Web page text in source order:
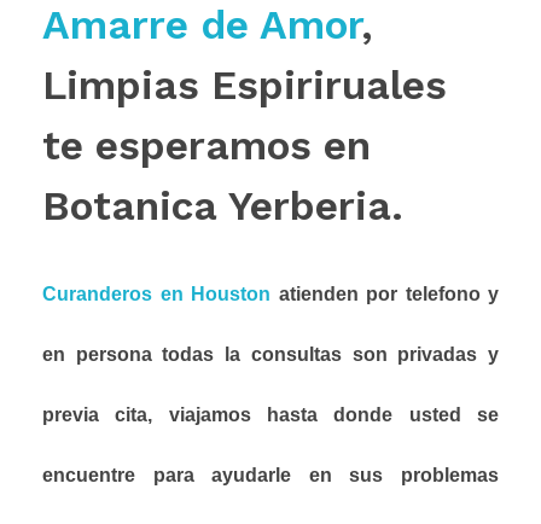
Amarre de Amor,
Limpias Espiriruales
te esperamos en
Botanica Yerberia.
Curanderos en Houston atienden por telefono y
en persona todas la consultas son privadas y
previa cita, viajamos hasta donde usted se
encuentre para ayudarle en sus problemas